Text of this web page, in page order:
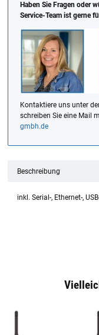
Haben Sie Fragen oder
Service-Team ist gerne
Kontaktiere uns unter
schreiben Sie eine Mail
gmbh.de
Beschreibung
inkl. Serial-, Ethernet-,